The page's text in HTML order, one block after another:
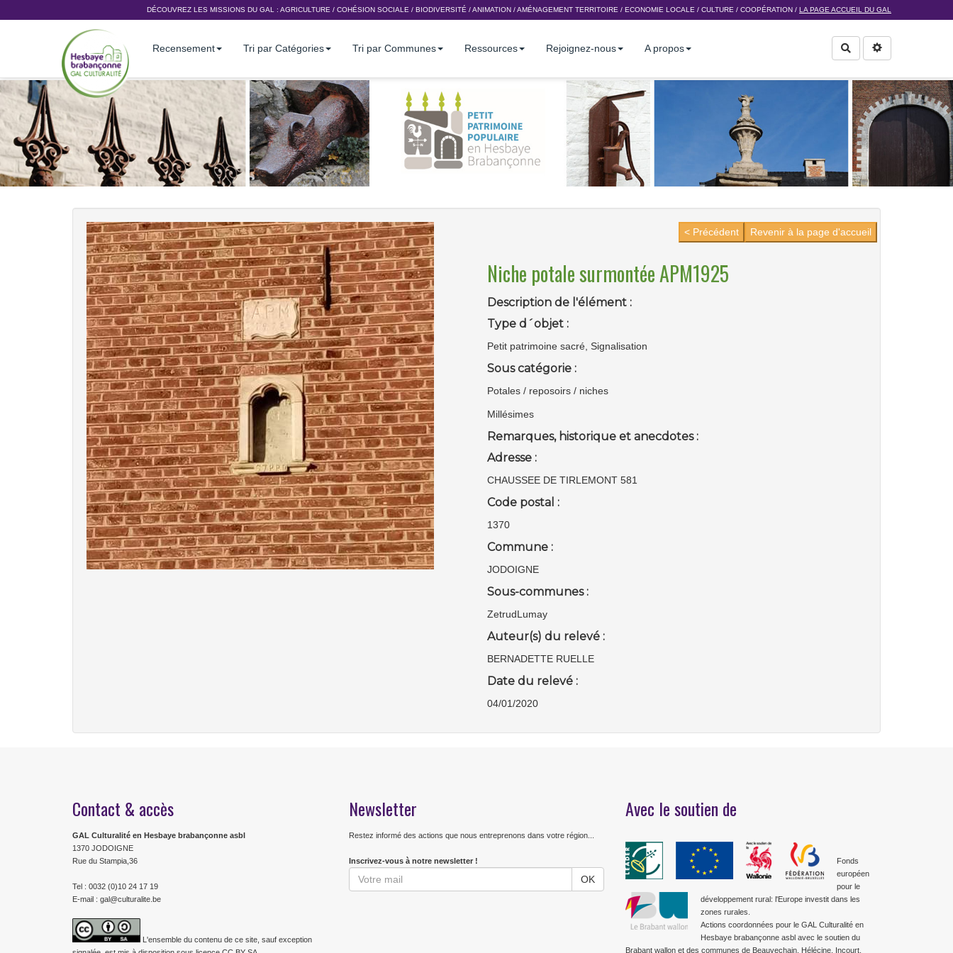
DÉCOUVREZ LES MISSIONS DU GAL : AGRICULTURE / COHÉSION SOCIALE / BIODIVERSITÉ /ANIMATION /AMÉNAGEMENT TERRITOIRE / ECONOMIE LOCALE / CULTURE / COOPÉRATION / LA PAGE ACCUEIL DU GAL
Recensement Tri par Catégories Tri par Communes Ressources Rejoignez-nous A propos Rechercher
Revenir à la page d'accueil
< Précédent
Niche potale surmontée APM1925
Description de l'élément :
Type d´objet :
Petit patrimoine sacré, Signalisation
Sous catégorie :
Potales / reposoirs / niches
Millésimes
Remarques, historique et anecdotes :
Adresse :
CHAUSSEE DE TIRLEMONT 581
Code postal :
1370
Commune :
JODOIGNE
Sous-communes :
ZetrudLumay
Auteur(s) du relevé :
BERNADETTE RUELLE
Date du relevé :
04/01/2020
Contact & accès
GAL Culturalité en Hesbaye brabançonne asbl
1370 JODOIGNE
Rue du Stampia,36
Tel : 0032 (0)10 24 17 19
E-mail : gal@culturalite.be
L'ensemble du contenu de ce site, sauf exception
Newsletter
Restez informé des actions que nous entreprenons dans votre région...
Inscrivez-vous à notre newsletter !
Avec le soutien de
Fonds
européen
pour le
développement rural: l'Europe investit dans les
zones rurales.
Actions coordonnées pour le GAL Culturalité en
Hesbaye brabançonne asbl avec le soutien du
Brabant wallon et des communes de Beauvechain, Hélécine, Incourt,